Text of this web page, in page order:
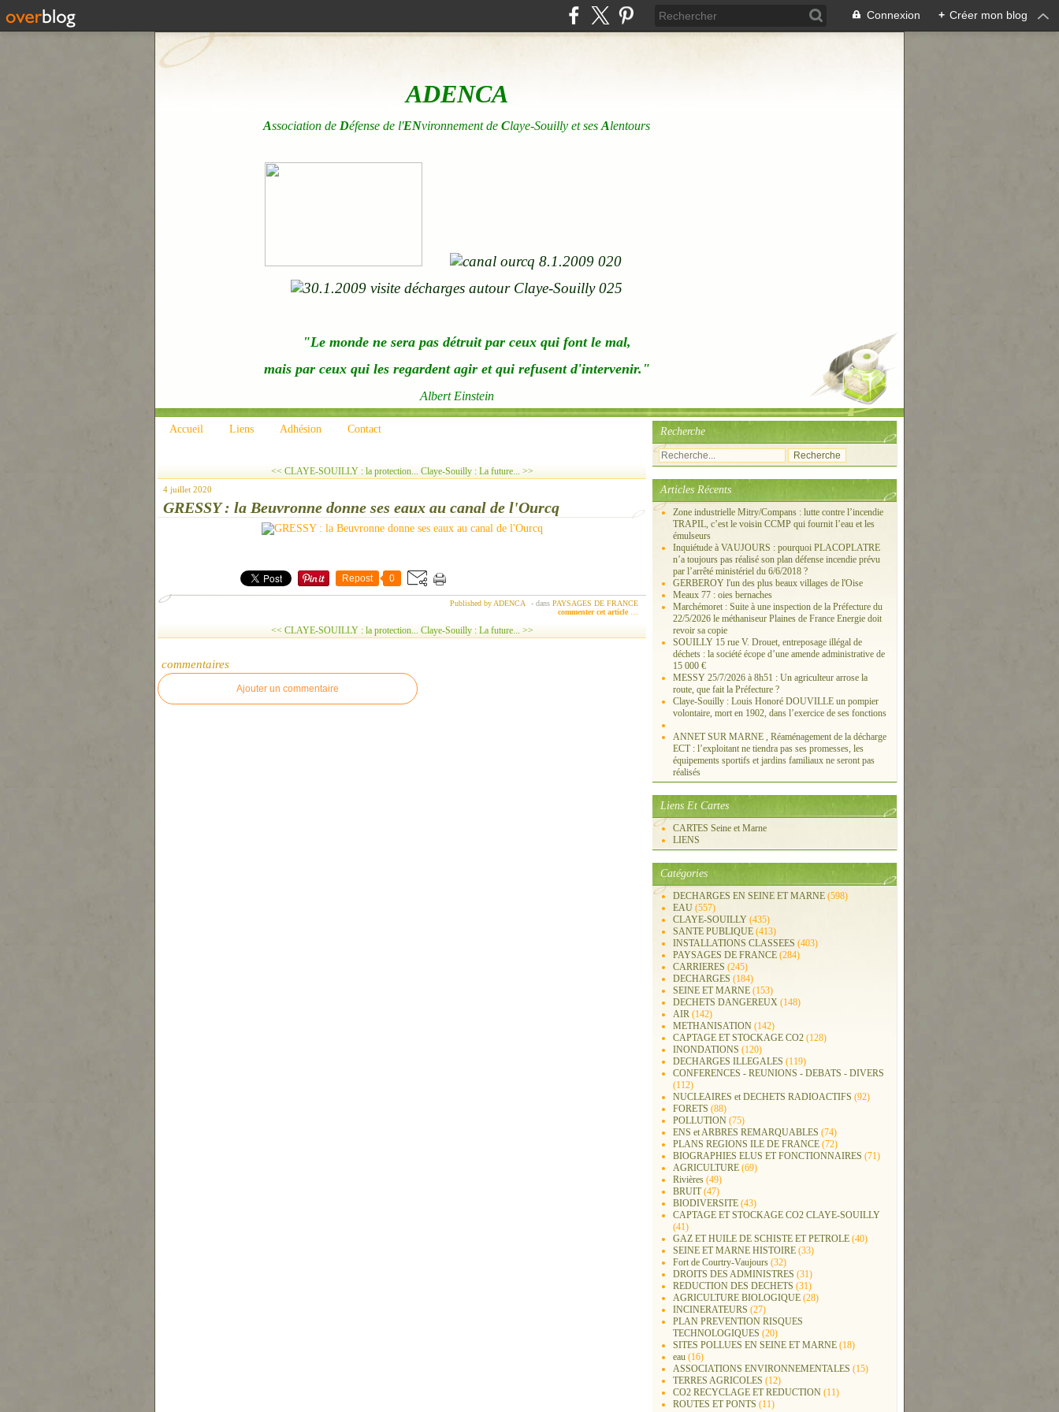
Connexion + Créer mon blog
ADENCA
Association de Défense de l'ENvironnement de Claye-Souilly et ses Alentours
"Le monde ne sera pas détruit par ceux qui font le mal,
mais par ceux qui les regardent agir et qui refusent d'intervenir."
Albert Einstein
Accueil Liens Adhésion Contact
<< CLAYE-SOUILLY : la protection... Claye-Souilly : La future... >>
4 juillet 2020
GRESSY : la Beuvronne donne ses eaux au canal de l'Ourcq
Repost 0
Published by ADENCA - dans PAYSAGES DE FRANCE
commenter cet article
<< CLAYE-SOUILLY : la protection... Claye-Souilly : La future... >>
commentaires
Ajouter un commentaire
Recherche
Articles Récents
Zone industrielle Mitry/Compans : lutte contre l’incendie
TRAPIL, c’est le voisin CCMP qui fournit l’eau et les
émulseurs
Inquiétude à VAUJOURS : pourquoi PLACOPLATRE
n’a toujours pas réalisé son plan défense incendie prévu
par l’arrêté ministériel du 6/6/2018 ?
GERBEROY l'un des plus beaux villages de l'Oise
Meaux 77 : oies bernaches
Marchémoret : Suite à une inspection de la Préfecture du
22/5/2026 le méthaniseur Plaines de France Energie doit
revoir sa copie
SOUILLY 15 rue V. Drouet, entreposage illégal de
déchets : la société écope d’une amende administrative de
15 000 €
MESSY 25/7/2026 à 8h51 : Un agriculteur arrose la
route, que fait la Préfecture ?
Claye-Souilly : Louis Honoré DOUVILLE un pompier
volontaire, mort en 1902, dans l’exercice de ses fonctions
ANNET SUR MARNE , Réaménagement de la décharge
ECT : l’exploitant ne tiendra pas ses promesses, les
équipements sportifs et jardins familiaux ne seront pas
réalisés
Liens Et Cartes
CARTES Seine et Marne
LIENS
Catégories
DECHARGES EN SEINE ET MARNE (598)
EAU (557)
CLAYE-SOUILLY (435)
SANTE PUBLIQUE (413)
INSTALLATIONS CLASSEES (403)
PAYSAGES DE FRANCE (284)
CARRIERES (245)
DECHARGES (184)
SEINE ET MARNE (153)
DECHETS DANGEREUX (148)
AIR (142)
METHANISATION (142)
CAPTAGE ET STOCKAGE CO2 (128)
INONDATIONS (120)
DECHARGES ILLEGALES (119)
CONFERENCES - REUNIONS - DEBATS - DIVERS
(112)
NUCLEAIRES et DECHETS RADIOACTIFS (92)
FORETS (88)
POLLUTION (75)
ENS et ARBRES REMARQUABLES (74)
PLANS REGIONS ILE DE FRANCE (72)
BIOGRAPHIES ELUS ET FONCTIONNAIRES (71)
AGRICULTURE (69)
Rivières (49)
BRUIT(47)
BIODIVERSITE (43)
CAPTAGE ET STOCKAGE CO2 CLAYE-SOUILLY
(41)
GAZ ET HUILE DE SCHISTE ET PETROLE (40)
SEINE ET MARNE HISTOIRE (33)
Fort de Courtry-Vaujours (32)
DROITS DES ADMINISTRES (31)
REDUCTION DES DECHETS (31)
AGRICULTURE BIOLOGIQUE (28)
INCINERATEURS (27)
PLAN PREVENTION RISQUES
TECHNOLOGIQUES (20)
SITES POLLUES EN SEINE ET MARNE (18)
eau (16)
ASSOCIATIONS ENVIRONNEMENTALES (15)
TERRES AGRICOLES (12)
CO2 RECYCLAGE ET REDUCTION (11)
ROUTES ET PONTS (11)